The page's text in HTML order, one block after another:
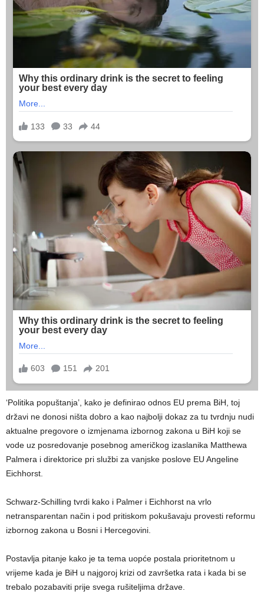
‘Politika popuštanja’, kako je definirao odnos EU prema BiH, toj
državi ne donosi ništa dobro a kao najbolji dokaz za tu tvrdnju nudi
aktualne pregovore o izmjenama izbornog zakona u BiH koji se
vode uz posredovanje posebnog američkog izaslanika Matthewa
Palmera i direktorice pri službi za vanjske poslove EU Angeline
Eichhorst.
Schwarz-Schilling tvrdi kako i Palmer i Eichhorst na vrlo
netransparentan način i pod pritiskom pokušavaju provesti reformu
izbornog zakona u Bosni i Hercegovini.
Postavlja pitanje kako je ta tema uopće postala prioritetnom u
vrijeme kada je BiH u najgoroj krizi od završetka rata i kada bi se
trebalo pozabaviti prije svega rušiteljima države.